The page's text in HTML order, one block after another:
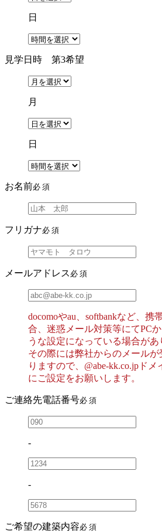
日
見学日時 第3希望
月
日
お名前必 須
フリガナ必 須
メールアドレス 必 須
docomoやau、softbankなど、
合、迷惑メール対策等にてPC
うな設定になっている場合があ
その際には弊社からのメール
りますので、@abe-kk.co.jpド
にご設定をお願いします。
ご連絡先電話番号必 須
-
-
ご希望の建築内容必 須